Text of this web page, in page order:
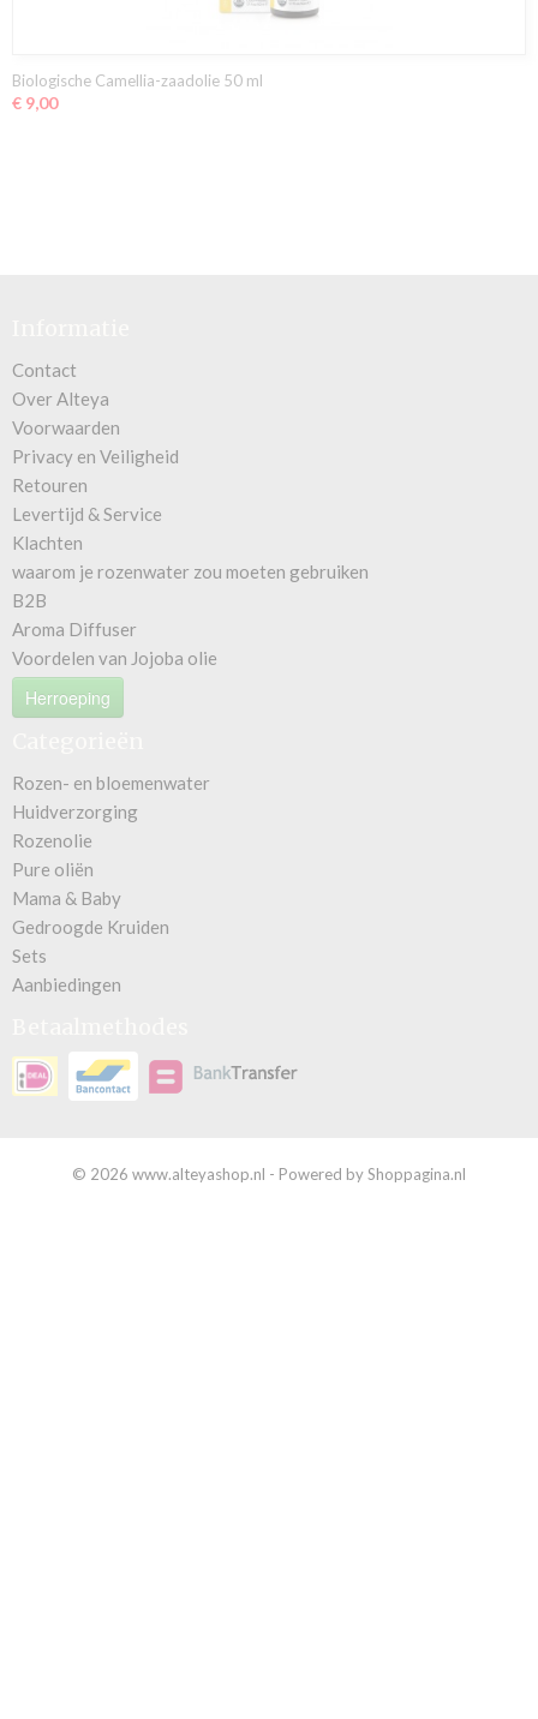
Biologische Camellia-zaadolie 50 ml
€ 9,00
Contact
Over Alteya
Voorwaarden
Privacy en Veiligheid
Retouren
Levertijd & Service
Klachten
waarom je rozenwater zou moeten gebruiken
B2B
Aroma Diffuser
Voordelen van Jojoba olie
Herroeping
Rozen- en bloemenwater
Huidverzorging
Rozenolie
Pure oliën
Mama & Baby
Gedroogde Kruiden
Sets
Aanbiedingen
© 2026 www.alteyashop.nl - Powered by Shoppagina.nl